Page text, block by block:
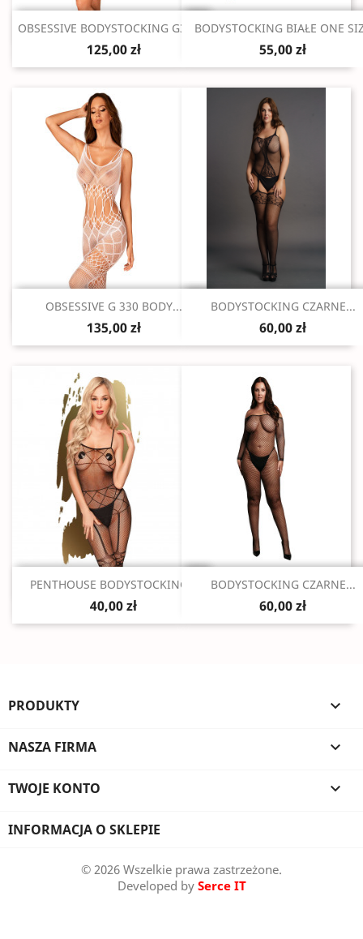
Szybki podgląd
OBSESSIVE BODYSTOCKING G334...
125,00 zł
Szybki podgląd
BODYSTOCKING BIAŁE ONE
55,00 zł
Szybki podgląd
OBSESSIVE G 330 BODY...
135,00 zł
Szybki podgląd
BODYSTOCKING CZARNE...
60,00 zł
Szybki podgląd
PENTHOUSE BODYSTOCKING...
40,00 zł
Szybki podgląd
BODYSTOCKING CZARNE...
60,00 zł
PRODUKTY 
NASZA FIRMA 
TWOJE KONTO 
INFORMACJA O SKLEPIE
© 2026 Wszelkie prawa zastrzeżone.
Developed by Serce IT